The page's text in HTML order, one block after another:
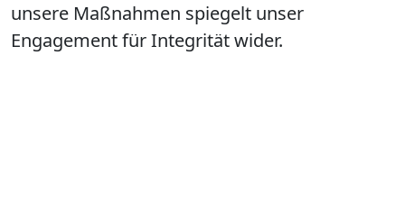
unsere Maßnahmen spiegelt unser
Engagement für Integrität wider.